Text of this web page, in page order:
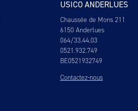
USICO ANDERLUES
Chaussée de Mons 211
6150 Anderlues
064/33.44.03
0521.932.749
BE0521932749
Contactez-nous